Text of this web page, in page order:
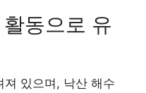
동으로 유
있으며, 낙산 해수